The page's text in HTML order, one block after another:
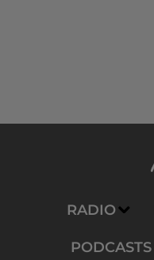
RADIO
PODCASTS